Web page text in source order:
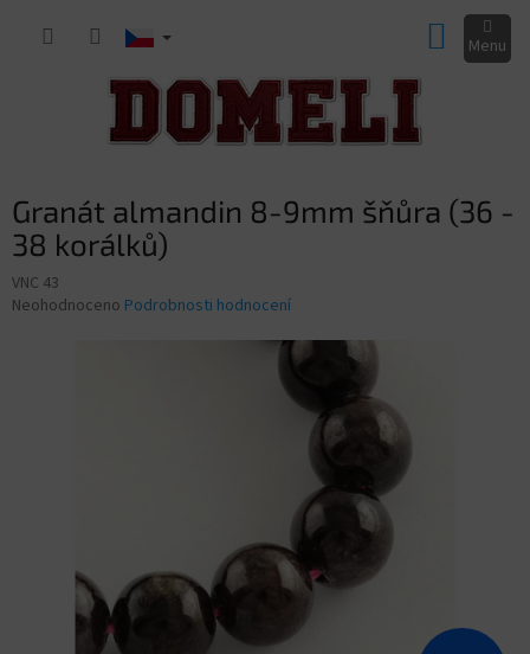
KOŠÍK
Granát almandin 8-9mm šňůra (36 -
38 korálků)
VNC 43
Průměrné
Neohodnoceno Podrobnosti hodnocení